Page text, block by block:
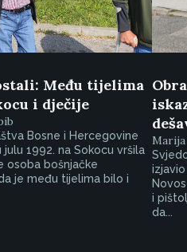
Među tijelima
i dječije
Bosne i Hercegovine
1992. na Sokocu vršila
osoba bošnjačke
je među tijelima bilo i
Marija
i
da...